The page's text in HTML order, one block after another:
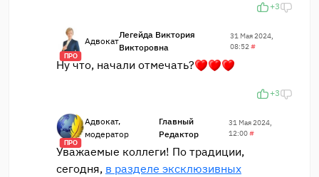
+3
ПРО
Адвокат
Легейда Виктория
Викторовна
31 Мая 2024,
08:52#
Ну что, начали отмечать?
+3
ПРО
Адвокат,
модератор
Главный
Редактор
31 Мая 2024,
12:00#
Уважаемые коллеги! По традиции,
сегодня, в разделе эксклюзивных